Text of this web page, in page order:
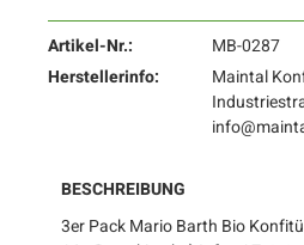
Artikel-Nr.:
MB-0287
Herstellerinfo:
Maintal
BESCHREIBUNG
3er Pack Mario Barth Bio